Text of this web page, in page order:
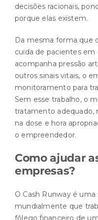
decisões racionais,
porque elas existem.
Da mesma forma que
cuida de pacientes em
acompanha pressão
outros sinais vitais, o
monitoramento para
Sem esse trabalho, o
tratamento adequado,
na dose e hora
o empreendedor.
Como ajudar
empresas?
O Cash Runway é
mundialmente que
fôlego financeiro de